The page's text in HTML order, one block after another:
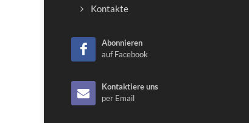
Kontakte
Abonnieren
auf Facebook
Kontaktiere uns
per Email